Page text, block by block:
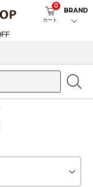
カート
0
BRAND